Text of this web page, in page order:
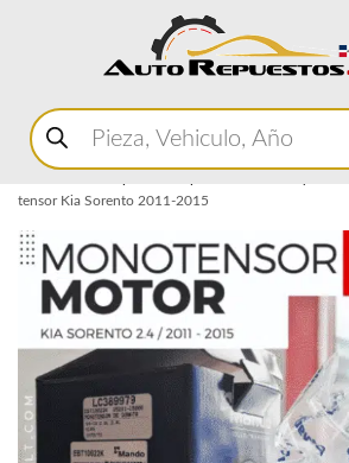
Buscar
productos
tensor Kia Sorento 2011-2015